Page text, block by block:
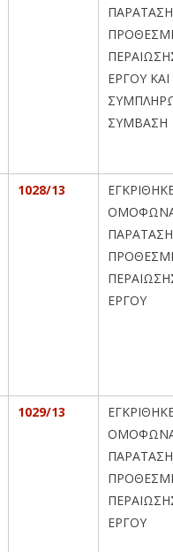
ΠΑΡΑΤΑΣΗ
ΕΡΓΟΥ
ΣΥΜΒΑΣΗ
1028/13
ΠΑΡΑΤΑΣΗ
ΕΡΓΟΥ
1029/13
ΠΑΡΑΤΑΣΗ
ΕΡΓΟΥ